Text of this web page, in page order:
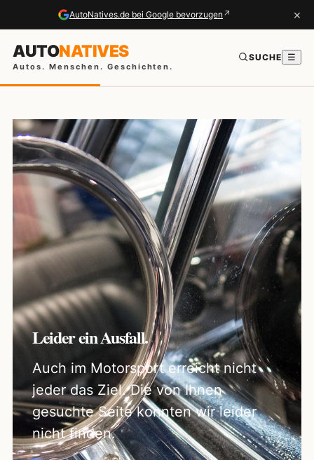
AutoNatives.de bei Google bevorzugen ↗ ×
AUTONATIVES
Autos. Menschen. Geschichten.
SUCHE ☰
Leider ein Ausfall.
Auch im Motorsport erreicht nicht
jeder das Ziel. Die von Ihnen
gesuchte Seite konnten wir leider
nicht finden.